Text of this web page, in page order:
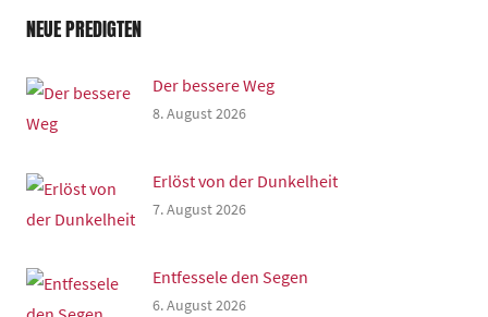
NEUE PREDIGTEN
Der bessere Weg
8. August 2026
Erlöst von der Dunkelheit
7. August 2026
Entfessele den Segen
6. August 2026